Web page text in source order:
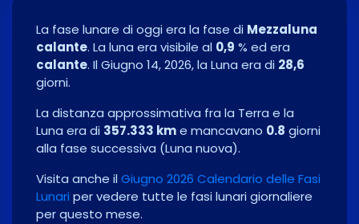
La fase lunare di oggi era la fase di Mezzaluna
calante. La luna era visibile al 0,9 % ed era
calante. Il Giugno 14, 2026, la Luna era di 28,6
giorni.
La distanza approssimativa fra la Terra e la
Luna era di 357.333 kme mancavano 0.8 giorni
alla fase successiva (Luna nuova).
Visita anche il Giugno 2026 Calendario delle Fasi
Lunari per vedere tutte le fasi lunari giornaliere
per questo mese.